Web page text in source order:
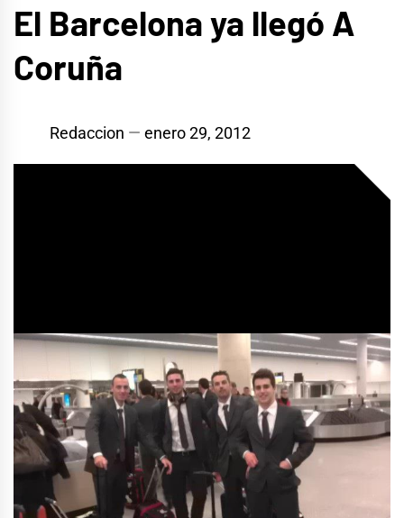
El Barcelona ya llegó A
Coruña
Redaccion enero 29, 2012